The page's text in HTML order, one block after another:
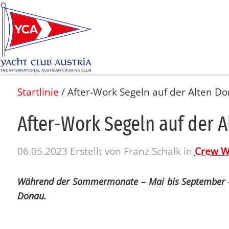
Startlinie /After-Work Segeln auf der Alten
Af­ter-Work Se­geln auf der
06.05.2023 Erstellt von Franz Schalk in Crew
Während der Sommermonate – Mai bis
Donau.